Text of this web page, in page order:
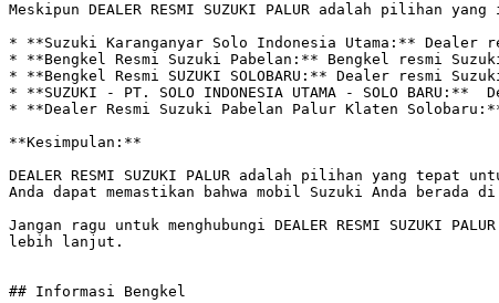
Meskipun DEALER RESMI SUZUKI PALUR adalah
* **Suzuki Karanganyar Solo Indonesia Utama:** Dealer
* **Bengkel Resmi Suzuki Pabelan:** Bengkel resmi
* **Bengkel Resmi SUZUKI SOLOBARU:** Dealer resmi
* **SUZUKI - PT. SOLO INDONESIA UTAMA - SOLO
* **Dealer Resmi Suzuki Pabelan Palur Klaten
**Kesimpulan:**
DEALER RESMI SUZUKI PALUR adalah pilihan yang
Anda dapat memastikan bahwa mobil Suzuki Anda berada
Jangan ragu untuk menghubungi DEALER RESMI
lebih lanjut.
## Informasi Bengkel